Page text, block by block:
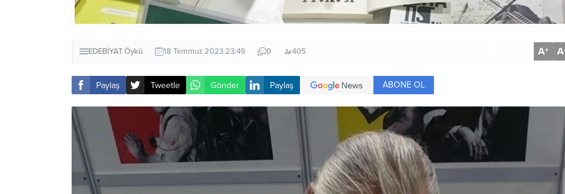
EDEBİYATÖykü 18 Temmuz 2023 23:49 0 405 A+ A
Paylaş Tweetle Gönder Paylaş ABONE OL